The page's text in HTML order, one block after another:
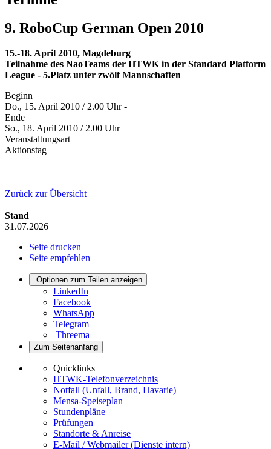
9. RoboCup German Open 2010
15.-18. April 2010, Magdeburg
Teilnahme des NaoTeams der HTWK in der Standard Platform
League - 5.Platz unter zwölf Mannschaften
Beginn
Do., 15. April 2010 / 2.00 Uhr -
Ende
So., 18. April 2010 / 2.00 Uhr
Veranstaltungsart
Aktionstag
Zurück zur Übersicht
Stand
31.07.2026
Seite drucken
Seite empfehlen
Optionen zum Teilen anzeigen
LinkedIn
Facebook
WhatsApp
Telegram
Threema
Zum Seitenanfang
Quicklinks
HTWK-Telefonverzeichnis
Notfall (Unfall, Brand, Havarie)
Mensa-Speiseplan
Stundenpläne
Prüfungen
Standorte & Anreise
E-Mail / Webmailer (Dienste intern)